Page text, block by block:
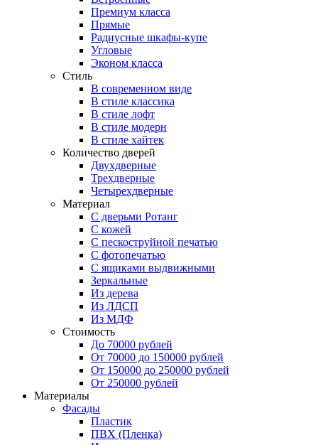
Премиум класса
Прямые
Радиусные шкафы-купе
Угловые
Эконом класса
Стиль
В современном виде
В стиле классика
В стиле лофт
В стиле модерн
В стиле хайтек
Количество дверей
Двухдверные
Трехдверные
Четырехдверные
Материал
C дверьми Ротанг
C кожей
C пескоструйной печатью
C фотопечатью
C ящиками выдвижными
Зеркальные
Из дерева
Из ЛДСП
Из МДФ
Стоимость
До 70000 рублей
От 70000 до 150000 рублей
От 150000 до 250000 рублей
От 250000 рублей
Материалы
Фасады
Пластик
ПВХ (Пленка)